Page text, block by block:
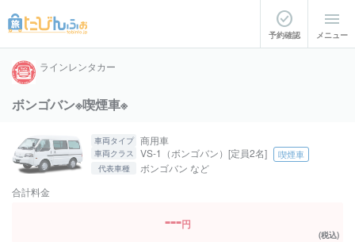
予約確認 メニュー
ラインレンタカー
ボンゴバン※喫煙車※
車両タイプ 商用車
車両クラス VS-1（ボンゴバン）[定員2名] 喫煙車
代表車種
ボンゴバン など
合計料金
---円
(税込)